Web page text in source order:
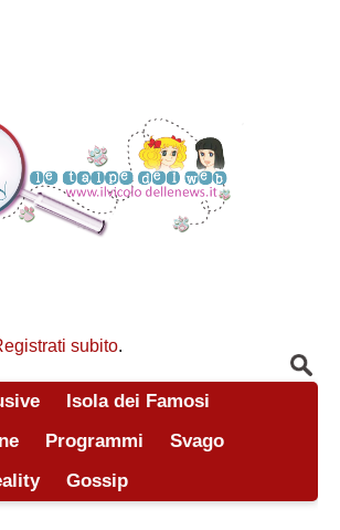
subito.
Isola dei Famosi
Programmi
Svago
Gossip